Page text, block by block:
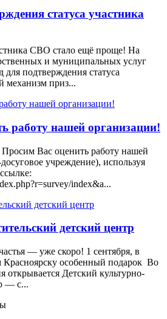
статуса участника
СВО стало ещё проще! На
и муниципальных услуг
для подтверждения статуса
приз...
работу нашей организации!
Вас оценить работу нашей
учреждение), используя
index&a...
детский центр
— уже скоро! 1 сентября, в
Красноярску особенный подарок Во
открывается Детский культурно-
— с...